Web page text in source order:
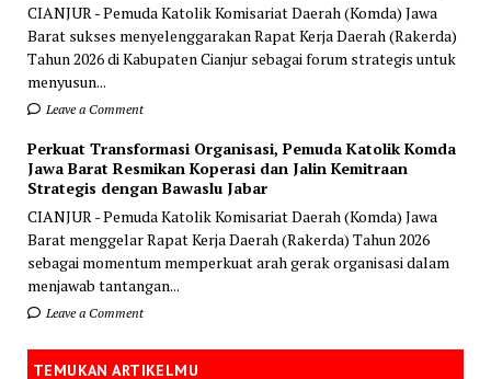
CIANJUR - Pemuda Katolik Komisariat Daerah (Komda) Jawa
Barat sukses menyelenggarakan Rapat Kerja Daerah (Rakerda)
Tahun 2026 di Kabupaten Cianjur sebagai forum strategis untuk
menyusun...
Leave a Comment
Perkuat Transformasi Organisasi, Pemuda Katolik Komda
Jawa Barat Resmikan Koperasi dan Jalin Kemitraan
Strategis dengan Bawaslu Jabar
CIANJUR - Pemuda Katolik Komisariat Daerah (Komda) Jawa
Barat menggelar Rapat Kerja Daerah (Rakerda) Tahun 2026
sebagai momentum memperkuat arah gerak organisasi dalam
menjawab tantangan...
Leave a Comment
TEMUKAN ARTIKELMU